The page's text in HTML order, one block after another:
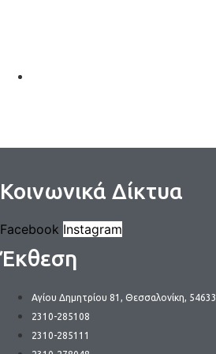
Κοινωνικά Δίκτυα
Facebook Instagram
Έκθεση
Αγίου Δημητρίου 81, Θεσσαλονίκη, 54633
2310-285108
2310-285111